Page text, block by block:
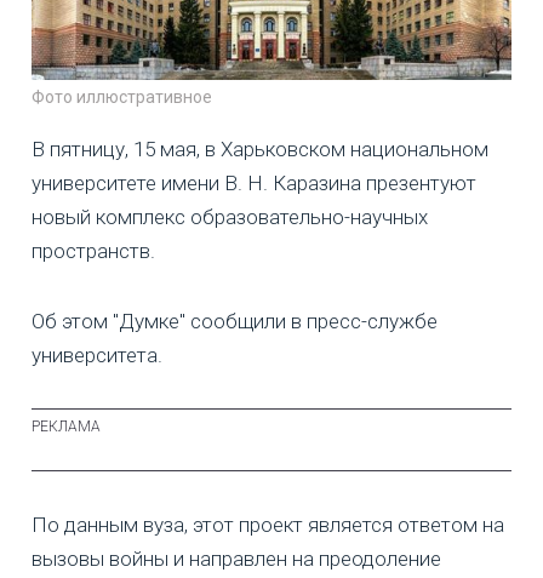
Фото иллюстративное
В пятницу, 15 мая, в Харьковском национальном
университете имени В. Н. Каразина презентуют
новый комплекс образовательно-научных
пространств.
Об этом "Думке" сообщили в пресс-службе
университета.
По данным вуза, этот проект является ответом на
вызовы войны и направлен на преодоление